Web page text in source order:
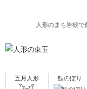
人形のまち岩槻
五月人形 鯉のぼり